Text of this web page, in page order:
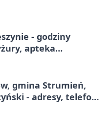
- godziny
apteka
gmina Strumień,
- adresy, telefony,